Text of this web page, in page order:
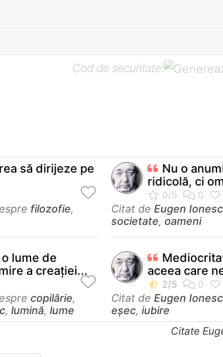
Cod de securitate:
să dirijeze pe
filozofie,
Nu o
ridicolă, ci
Citat de Eugen
societate, oameni
lume de
a creației...
copilărie,
, lumină, lume
aceea care
Citat de Eugen
eșec, iubire
Citate